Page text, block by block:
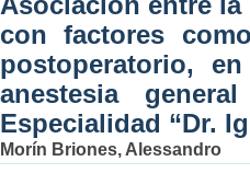
edad,
cirugía
Ignacio
con factores
postoperatorio,
anestesia
Especialidad “Dr.
Morín Briones, Alessandro